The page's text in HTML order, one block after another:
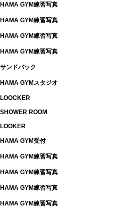
HAMA GYM練習写真
HAMA GYM練習写真
HAMA GYM練習写真
HAMA GYM練習写真
サンドバック
HAMA GYMスタジオ
LOOCKER
SHOWER ROOM
LOOKER
HAMA GYM受付
HAMA GYM練習写真
HAMA GYM練習写真
HAMA GYM練習写真
HAMA GYM練習写真